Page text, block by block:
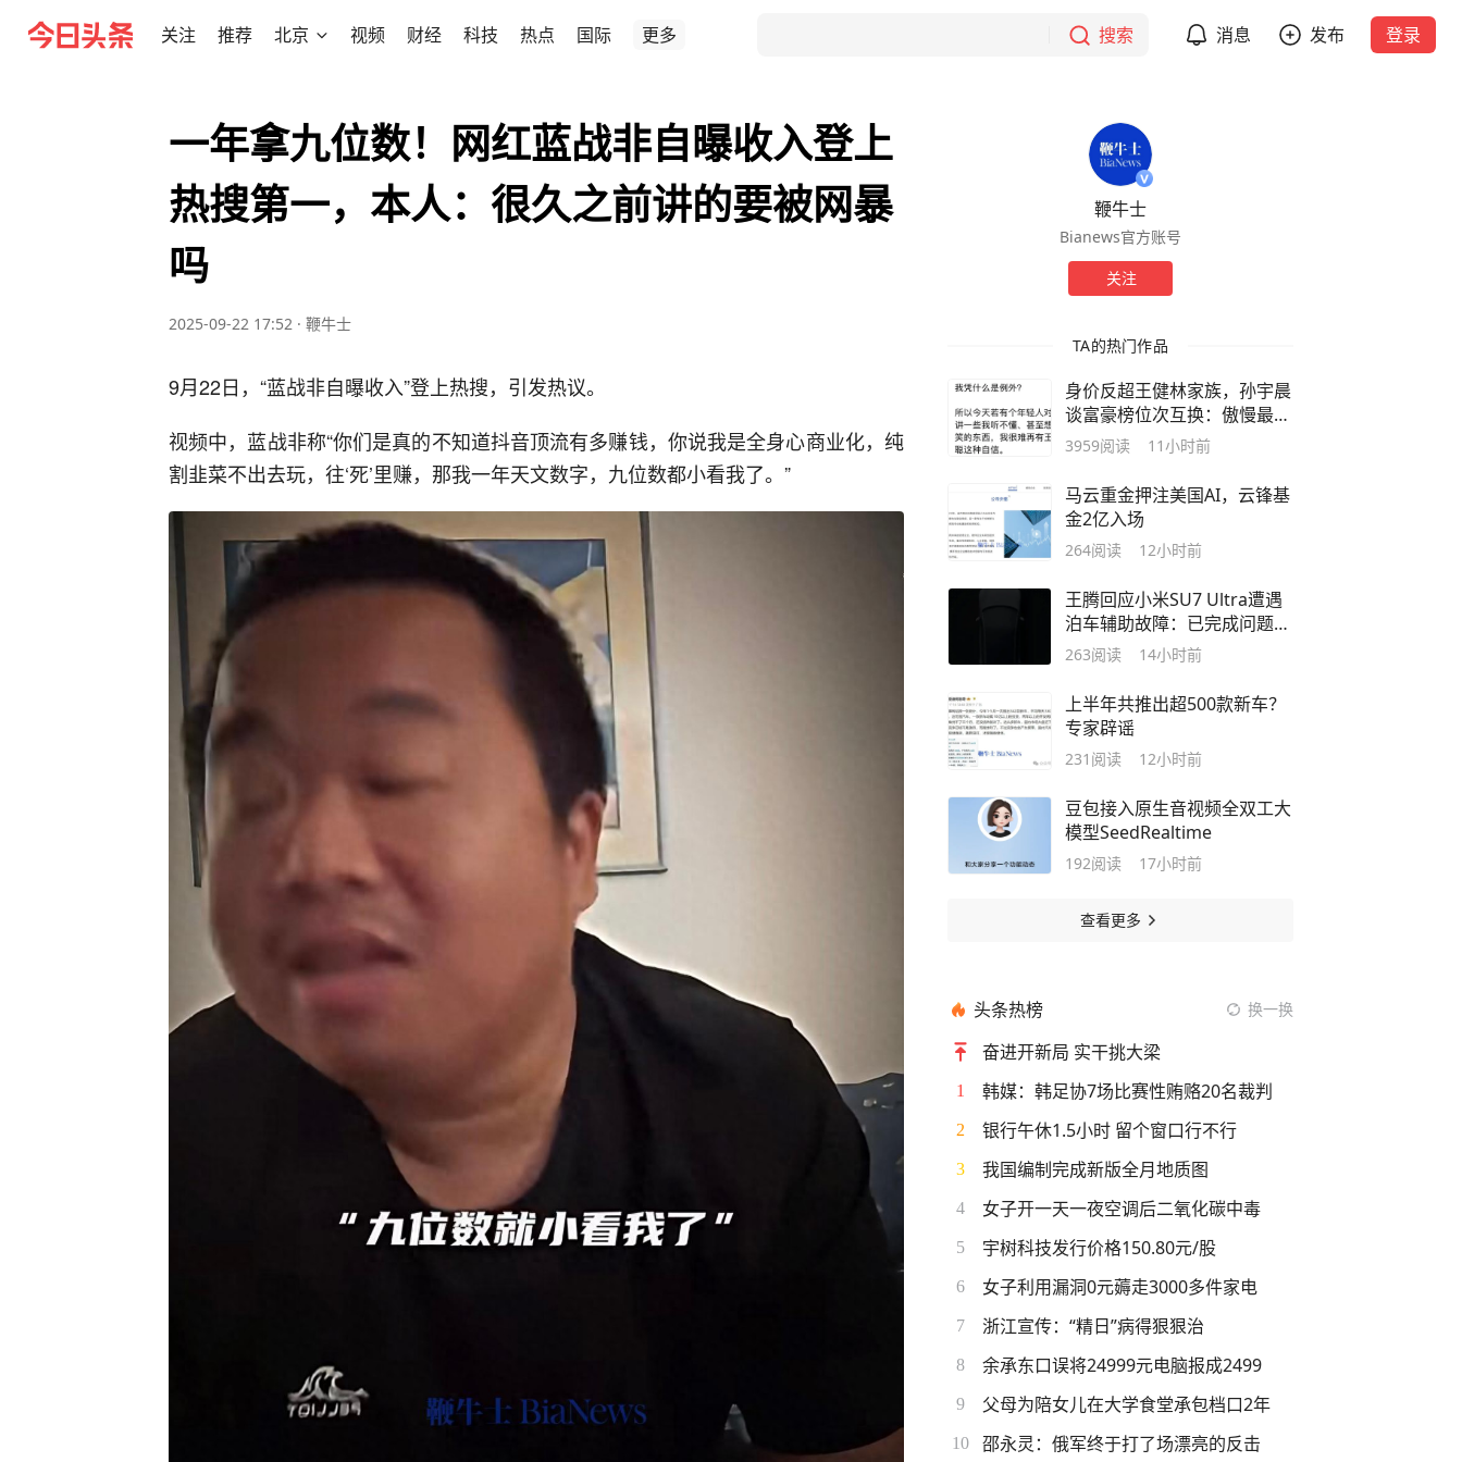
关注 推荐 北京 视频 财经 科技 热点 国际 更多 搜索 消息 发布 登录
一年拿九位数！网红蓝战非自曝收入登上
热搜第一，本人：很久之前讲的要被网暴
吗
2025-09-22 17:52 · 鞭牛士
9月22日，“蓝战非自曝收入”登上热搜，引发热议。
视频中，蓝战非称“你们是真的不知道抖音顶流有多赚钱，你说我是全身心商业化，纯
割韭菜不出去玩，往‘死’里赚，那我一年天文数字，九位数都小看我了。”
鞭牛士
Bianews官方账号
关注
TA的热门作品
身价反超王健林家族，孙宇晨
谈富豪榜位次互换：傲慢最先
被清算
3959阅读 11小时前
马云重金押注美国AI，云锋基
金2亿入场
264阅读 12小时前
王腾回应小米SU7 Ultra遭遇
泊车辅助故障：已完成问题上
报
263阅读 14小时前
上半年共推出超500款新车？
专家辟谣
231 阅读 12小时前
豆包接入原生音视频全双工大
模型SeedRealtime
192阅读 17小时前
查看更多
头条热榜 换一换
奋进开新局 实干挑大梁
1 韩媒：韩足协7场比赛性贿赂20名裁判
2 银行午休1.5小时 留个窗口行不行
3 我国编制完成新版全月地质图
4 女子开一天一夜空调后二氧化碳中毒
5 宇树科技发行价格150.80元/股
6 女子利用漏洞0元薅走3000多件家电
7 浙江宣传：“精日”病得狠狠治
8 余承东口误将24999元电脑报成2499
9 父母为陪女儿在大学食堂承包档口2年
10 邵永灵：俄军终于打了场漂亮的反击